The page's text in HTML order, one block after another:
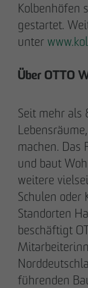
Kolbenhöfen
gestartet.
unter
Über OTTO
Seit mehr als
machen. Das
und baut
weitere
Schulen oder
Standorten
beschäftigt
führenden